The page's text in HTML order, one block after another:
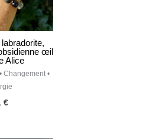
œil
Alice
Changement •
€